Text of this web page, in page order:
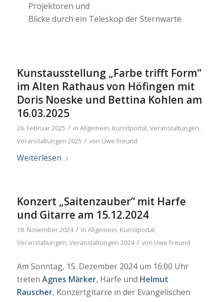
Projektoren und
Blicke durch ein Teleskop der Sternwarte
Kunstausstellung „Farbe trifft Form“
im Alten Rathaus von Höfingen mit
Doris Noeske und Bettina Kohlen am
16.03.2025
26. Februar 2025 / in Allgemein, Kunstportal,Veranstaltungen,
Veranstaltungen 2025 / von Uwe Freund
Weiterlesen
Konzert „Saitenzauber“ mit Harfe
und Gitarre am 15.12.2024
18. November 2024 / in Allgemein, Kunstportal,
Veranstaltungen,Veranstaltungen 2024 / von Uwe Freund
Am Sonntag, 15. Dezember 2024 um 16:00 Uhr
treten Agnes Märker, Harfe und Helmut
Rauscher, Konzertgitarre in der Evangelischen